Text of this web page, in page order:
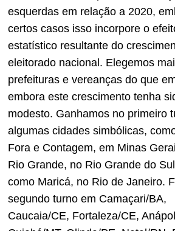
esquerdas em relação a 2020,
certos casos isso incorpore o
estatístico resultante do
eleitorado nacional. Elegemos
prefeituras e vereanças do que
embora este crescimento tenha
modesto. Ganhamos no primeiro
algumas cidades simbólicas,
Fora e Contagem, em Minas
Rio Grande, no Rio Grande do
como Maricá, no Rio de Janeiro.
segundo turno em Camaçari/BA,
Caucaia/CE, Fortaleza/CE,